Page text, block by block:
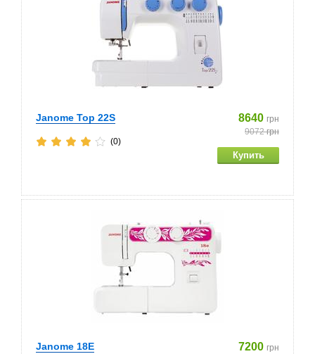
Janome Top 22S 8640 грн
9072грн
(0)
Janome 18E 7200 грн